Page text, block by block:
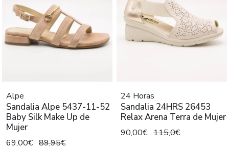
Alpe
Sandalia Alpe 5437-11-52
Baby Silk Make Up de
Mujer
69,00€ 89,95€
24 Horas
Sandalia 24HRS 26453
Relax Arena Terra de Mujer
90,00€ 115,0€